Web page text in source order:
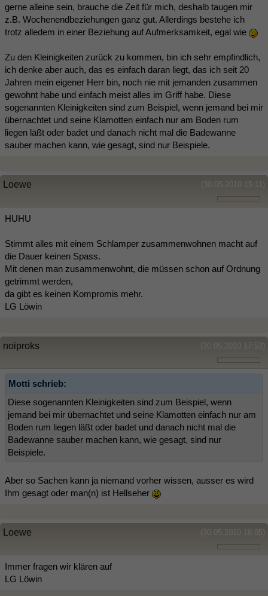
gerne alleine sein, brauche die Zeit für mich, deshalb taugen mir
z.B. Wochenendbeziehungen ganz gut. Allerdings bestehe ich
trotz alledem in einer Beziehung auf Aufmerksamkeit, egal wie
Zu den Kleinigkeiten zurück zu kommen, bin ich sehr empfindlich,
ich denke aber auch, das es einfach daran liegt, das ich seit 20
Jahren mein eigener Herr bin, noch nie mit jemanden zusammen
gewohnt habe und einfach meist alles im Griff habe. Diese
sogenannten Kleinigkeiten sind zum Beispiel, wenn jemand bei mir
übernachtet und seine Klamotten einfach nur am Boden rum
liegen läßt oder badet und danach nicht mal die Badewanne
sauber machen kann, wie gesagt, sind nur Beispiele.
(30.05.2010 15:11)
Loewe
HUHU
Stimmt alles mit einem Schlamper zusammenwohnen macht auf
die Dauer keinen Spass.
Mit denen man zusammenwohnt, die müssen schon auf Ordnung
getrimmt werden,
da gibt es keinen Kompromis mehr.
LG Löwin
(30.05.2010 17:53)
noiproks
Motti schrieb:
Diese sogenannten Kleinigkeiten sind zum Beispiel, wenn
jemand bei mir übernachtet und seine Klamotten einfach nur am
Boden rum liegen läßt oder badet und danach nicht mal die
Badewanne sauber machen kann, wie gesagt, sind nur
Beispiele.
Aber so Sachen kann ja niemand vorher wissen, ausser es wird
Ihm gesagt oder man(n) ist Hellseher
(30.05.2010 18:05)
Loewe
Immer fragen wir klären auf
LG Löwin